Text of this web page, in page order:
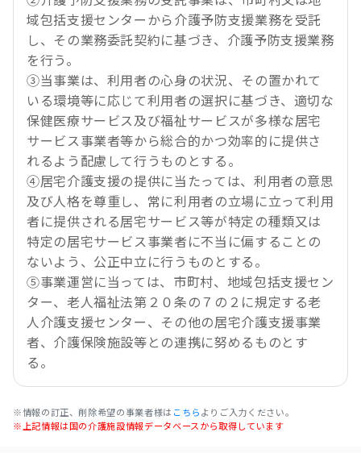
域包括支援センターから介護予防支援業務を受託
し、その業務委託契約に基づき、介護予防支援業務
を行う。
③当事業は、利用者の心身の状況、その置かれて
いる環境等に応じて利用者の選択に基づき、適切な
保健医療サービス及び福祉サービスが多様な居宅
サービス事業者等から総合的かつ効率的に提供さ
れるよう配慮して行うものとする。
④居宅介護支援の提供に当たっては、利用者の意思
及び人格を尊重し、常に利用者の立場に立って利用
者に提供される居宅サービス等が特定の種類又は
特定の居宅サービス事業者に不当に偏することの
ないよう、公正中立に行うものとする。
⑤事業運営に当っては、市町村、地域包括支援セン
ター、老人福祉法第２０条の７の２に規定する老
人介護支援センター、その他の居宅介護支援事業
者、介護保険施設等との連携に努めるものとす
る。
※情報の訂正、削除希望の事業者様は こちら よりご入力ください。
※上記情報は国の介護施設情報データベースから取得しています